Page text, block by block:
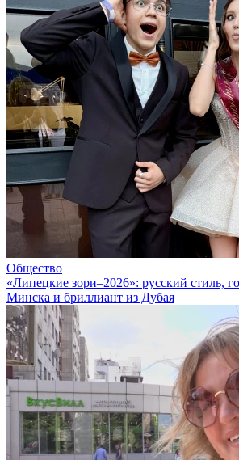
Общество
«Липецкие зори–2026»: русский стиль,
Минска и бриллиант из Дубая